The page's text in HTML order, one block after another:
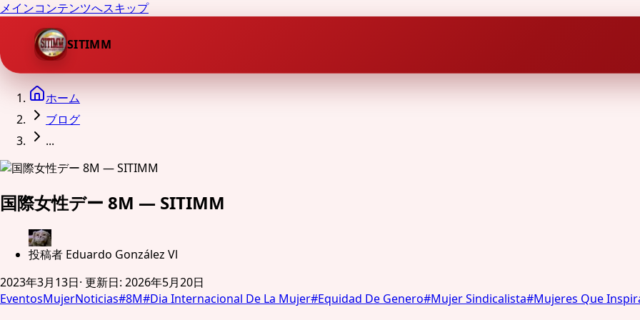
メインコンテンツへスキップ
SITIMM
ホーム
ブログ
...
国際女性デー 8M — SITIMM
投稿者 Eduardo González Vl
2023年3月13日· 更新日: 2026年5月20日
EventosMujerNoticias#8M#Dia Internacional De La Mujer#Equidad De Genero#Mujer Sindicalista#Mujeres Que